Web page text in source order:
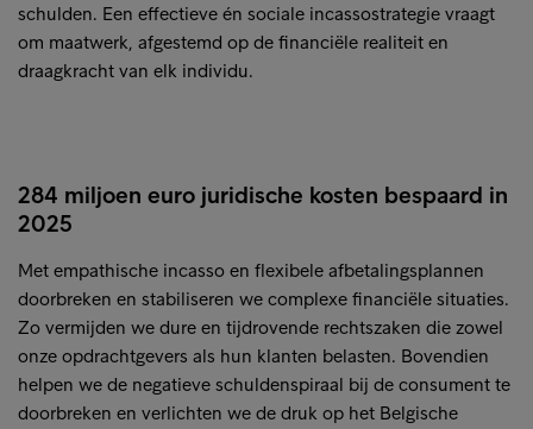
schulden. Een effectieve én sociale incassostrategie vraagt
om maatwerk, afgestemd op de financiële realiteit en
draagkracht van elk individu.
284 miljoen euro juridische kosten bespaard in
2025
Met empathische incasso en flexibele afbetalingsplannen
doorbreken en stabiliseren we complexe financiële situaties.
Zo vermijden we dure en tijdrovende rechtszaken die zowel
onze opdrachtgevers als hun klanten belasten. Bovendien
helpen we de negatieve schuldenspiraal bij de consument te
doorbreken en verlichten we de druk op het Belgische